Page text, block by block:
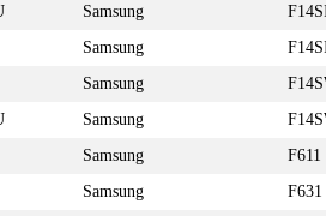
Samsung
Samsung
Samsung
Samsung
Samsung
F611
Samsung
F631